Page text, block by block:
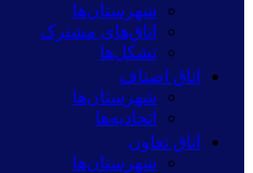
شهرستان‌ها
اتاق‌های مشترک
تشکل‌ها
اتاق اصناف
شهرستان‌ها
اتحادیه‌ها
اتاق تعاون
شهرستان‌ها